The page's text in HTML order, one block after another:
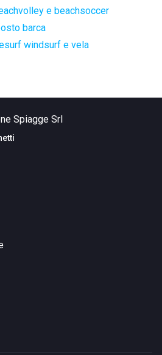
e beachsoccer
barca
windsurf e vela
Spiagge Srl